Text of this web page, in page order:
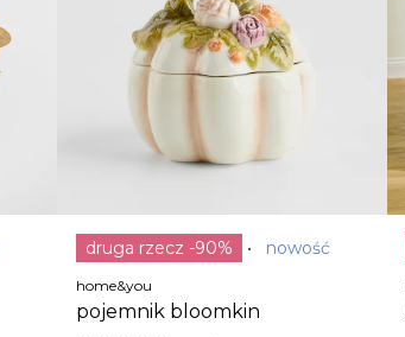
druga rzecz -90% nowość
home&you
pojemnik bloomkin